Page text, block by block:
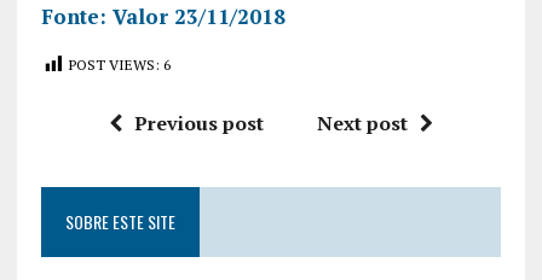
Fonte: Valor 23/11/2018
POST VIEWS: 6
Previous post Next post
SOBRE ESTE SITE